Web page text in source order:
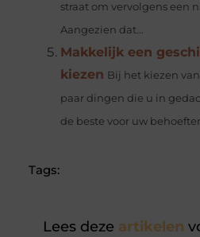
straat om vervolgens een
Aangezien dat...
Makkelijk een
kiezen Bij het kiezen
paar dingen die u in
de beste voor uw
Tags:
Lees deze artikelen